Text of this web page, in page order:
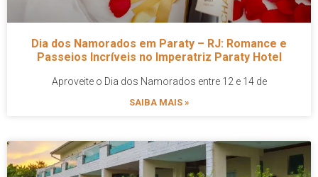
Dia dos Namorados em Paraty – RJ: Romance e
Passeios Incríveis no Imperatriz Paraty Hotel
Aproveite o Dia dos Namorados entre 12 e 14 de
SAIBA MAIS »